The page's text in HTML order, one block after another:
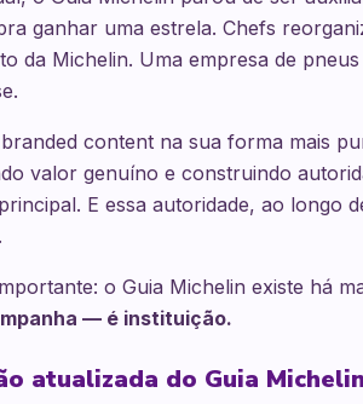
ganhar uma estrela. Chefs
da Michelin. Uma empresa de
content na sua forma mais
valor genuíno e construindo
E essa autoridade, ao longo
o Guia Michelin existe há
— é instituição.
atualizada do Guia